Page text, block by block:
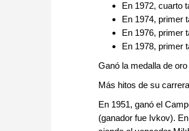
En 1972, cuarto
En 1974, primer
En 1976, primer
En 1978, primer
Ganó la medalla de
Más hitos de su
En 1951, ganó el
(ganador fue Ivkov).